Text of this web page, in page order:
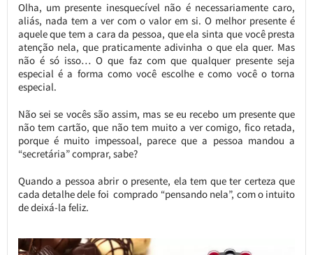
Olha, um presente inesquecível não é necessariamente caro,
aliás, nada tem a ver com o valor em si. O melhor presente é
aquele que tem a cara da pessoa, que ela sinta que você presta
atenção nela, que praticamente adivinha o que ela quer. Mas
não é só isso… O que faz com que qualquer presente seja
especial é a forma como você escolhe e como você o torna
especial.
Não sei se vocês são assim, mas se eu recebo um presente que
não tem cartão, que não tem muito a ver comigo, fico retada,
porque é muito impessoal, parece que a pessoa mandou a
“secretária” comprar, sabe?
Quando a pessoa abrir o presente, ela tem que ter certeza que
cada detalhe dele foi comprado “pensando nela”, com o intuito
de deixá-la feliz.